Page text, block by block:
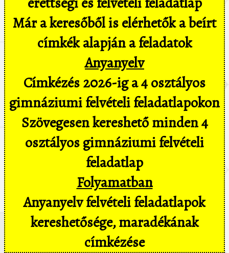
Már a keresőből is elérhetők a beírt
címkék alapján a feladatok
Anyanyelv
Címkézés 2026-ig a 4 osztályos
gimnáziumi felvételi feladatlapokon
Szövegesen kereshető minden 4
osztályos gimnáziumi felvételi
feladatlap
Folyamatban
Anyanyelv felvételi feladatlapok
kereshetősége, maradékának
címkézése